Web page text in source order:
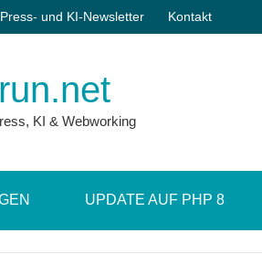
und KI-Newsletter Kontakt
KI & Webworking
UPDATE AUF PHP 8